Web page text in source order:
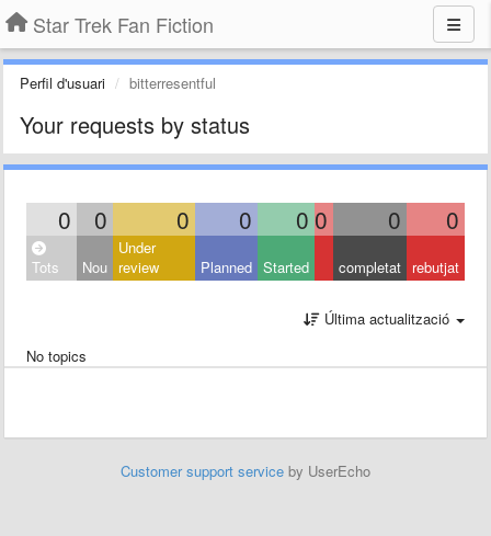
Star Trek Fan Fiction
Perfil d'usuari bitterresentful
Your requests by status
0 0 0 0 0 0 0 0
Tots Nou
Under
review
Planned Started completat rebutjat
Última actualització
No topics
Customer support service by UserEcho